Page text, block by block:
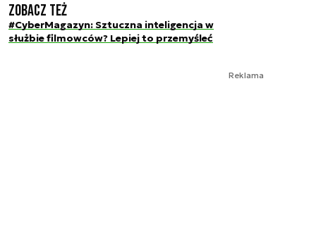
Zobacz też
#CyberMagazyn: Sztuczna inteligencja w
służbie filmowców? Lepiej to przemyśleć
Reklama